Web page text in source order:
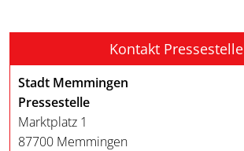
Kontakt Pressestelle
Stadt Memmingen
Pressestelle
Marktplatz 1
87700 Memmingen